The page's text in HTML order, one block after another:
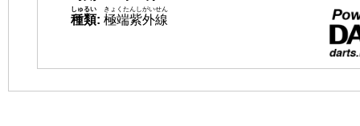
種類
しゅるい
: 極端紫外線
きょくたんしがいせん